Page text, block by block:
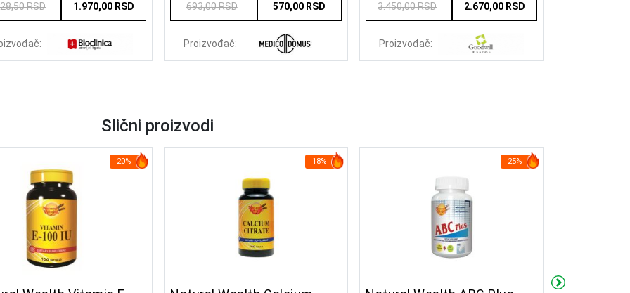
RSD 1.970,00 RSD 693,00 RSD 570,00 RSD
Proizvođač:
3.450,00 RSD 2.670,00 RSD
Proizvođač:
Slični proizvodi
20% 18% 25%